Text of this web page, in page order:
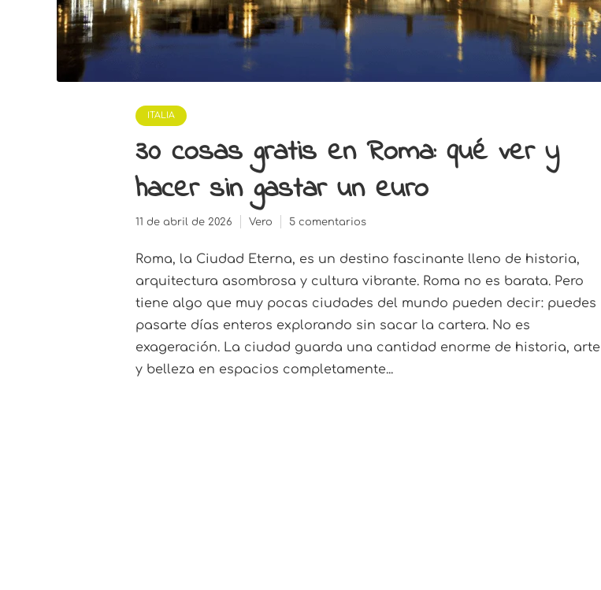
ITALIA
30 cosas gratis en Roma: qué ver y
hacer sin gastar un euro
11 de abril de 2026 Vero 5 comentarios
Roma, la Ciudad Eterna, es un destino fascinante lleno de historia,
arquitectura asombrosa y cultura vibrante. Roma no es barata. Pero
tiene algo que muy pocas ciudades del mundo pueden decir: puedes
pasarte días enteros explorando sin sacar la cartera. No es
exageración. La ciudad guarda una cantidad enorme de historia, arte
y belleza en espacios completamente...